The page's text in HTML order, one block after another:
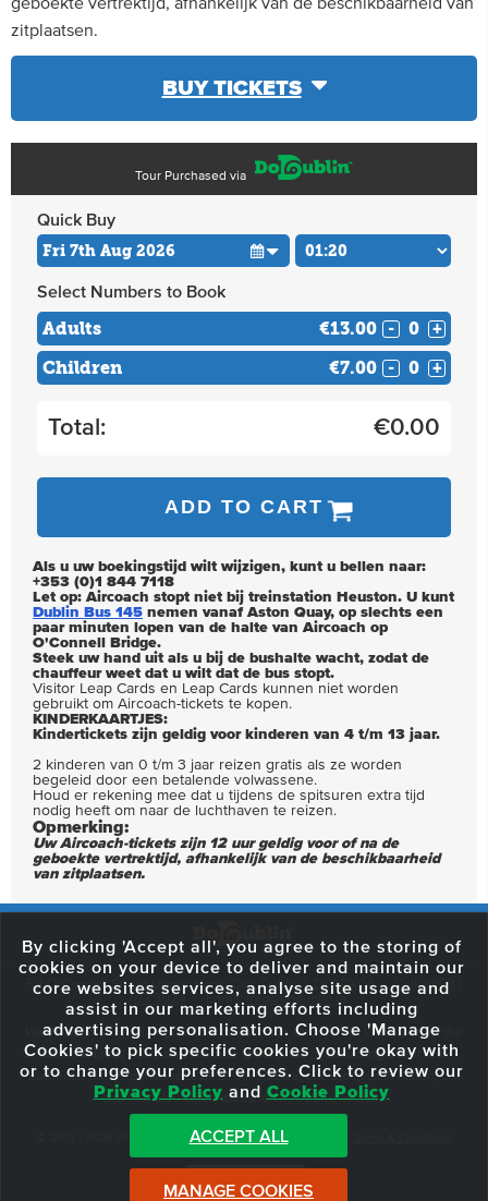
zitplaatsen.
BUY TICKETS
Tour Purchased via
Quick Buy
Select Numbers to Book
Adults €13.00 - +
Children €7.00 - +
Total: €0.00
ADD TO CART
Als u uw boekingstijd wilt wijzigen, kunt u bellen naar:
+353 (0)1 844 7118
Let op: Aircoach stopt niet bij treinstation Heuston. U kunt
Dublin Bus 145 nemen vanaf Aston Quay, op slechts een
paar minuten lopen van de halte van Aircoach op
O'Connell Bridge.
Steek uw hand uit als u bij de bushalte wacht, zodat de
chauffeur weet dat u wilt dat de bus stopt.
Visitor Leap Cards en Leap Cards kunnen niet worden
gebruikt om Aircoach-tickets te kopen.
KINDERKAARTJES:
Kindertickets zijn geldig voor kinderen van 4 t/m 13 jaar.
2 kinderen van 0 t/m 3 jaar reizen gratis als ze worden
begeleid door een betalende volwassene.
Houd er rekening mee dat u tijdens de spitsuren extra tijd
nodig heeft om naar de luchthaven te reizen.
Opmerking:
Uw Aircoach-tickets zijn 12 uur geldig voor of na de
geboekte vertrektijd, afhankelijk van de beschikbaarheid
van zitplaatsen.
59 O'Connell Street Upper, North City, Dublin 1, D01 RX04 Call:+353 1
703 3024
Email: info@dodublin.ie
We've been entertaining visitors to our town since 1988. We're part of the
fabric of Dublin City and we take great pride in delivering a real and
authentic tour experience to all of our visitors, one steeped in history but
one that also celebrates the city as she evolves.
© 2013 - 2026 DoDublin. All Rights Reserved.
By clicking 'Accept all', you agree to the storing of
cookies on your device to deliver and maintain our
core websites services, analyse site usage and
assist in our marketing efforts including
advertising personalisation. Choose 'Manage
Cookies' to pick specific cookies you're okay with
or to change your preferences. Click to review our
Privacy Policy and Cookie Policy
ACCEPT ALL
MANAGE COOKIES